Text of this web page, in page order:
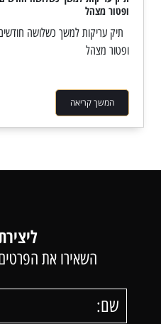
ופטור מצהל
תיק עריקות למשך כשלושה
ופטור מצהל
המשך קריאה
השאירו את